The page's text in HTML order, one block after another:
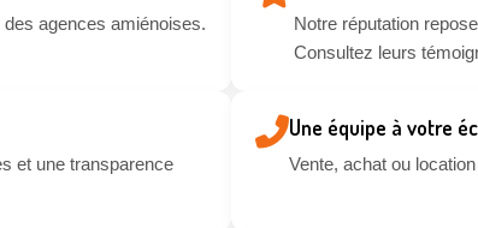
agences amiénoises.
Notre réputation
Consultez leurs
et une transparence
Une équipe à votre
Vente, achat ou